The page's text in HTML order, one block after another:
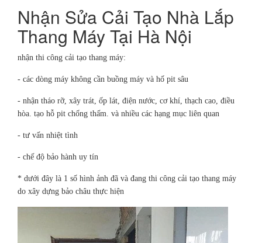
Nhận Sửa Cải Tạo Nhà Lắp
Thang Máy Tại Hà Nội
nhận thi công cải tạo thang máy:
- các dòng máy không cần buồng máy và hố pit sâu
- nhận tháo rỡ, xây trát, ốp lát, điện nước, cơ khí, thạch cao, điều
hòa. tạo hỗ pit chống thấm. và nhiều các hạng mục liên quan
- tư vấn nhiệt tình
- chế độ bảo hành uy tín
* dưới đây là 1 số hình ảnh đã và đang thi công cải tạo thang máy
do xây dựng bảo châu thực hiện